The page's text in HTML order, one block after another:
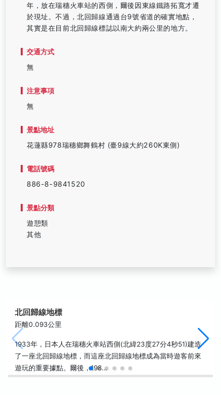
年，放在瑞穗火車站的西側，爾後因東線鐵路拓寬才遷
於現址。不過，北回歸線通過台9號省道的確實地點，
其實是在目前北回歸線標誌以南大約兩公里的地方。
交通方式
無
注意事項
無
景點地址
花蓮縣978瑞穗鄉舞鶴村 (臺9線大約260K東側)
電話號碼
886-8-9841520
景點分類
遊憩類
其他
北回歸線地標
距離0.093公里
1933年，日本人在瑞穗火車站西側(北緯23度27分4秒51)建造
了一座北回歸線地標，而這座北回歸線地標成為當時遊客前來
遊玩的重要據點。爾後，198…